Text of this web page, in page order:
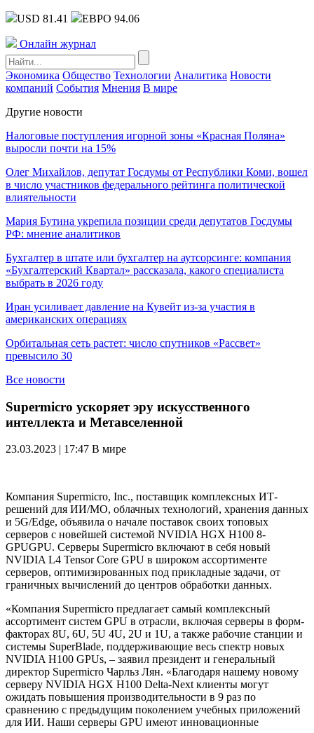
USD 81.41 ЕВРО 94.06
Онлайн журнал
Экономика Общество Технологии Аналитика Новости
компаний События Мнения В мире
Другие новости
Налоговые поступления игорной зоны «Красная Поляна»
выросли почти на 15%
Олег Михайлов, депутат Госдумы от Республики Коми, вошел
в число участников федерального рейтинга политической
влиятельности
Мария Бутина укрепила позиции среди депутатов Госдумы
РФ: мнение аналитиков
Бухгалтер в штате или бухгалтер на аутсорсинге: компания
«Бухгалтерский Квартал» рассказала, какого специалиста
выбрать в 2026 году
Иран усиливает давление на Кувейт из-за участия в
американских операциях
Орбитальная сеть растет: число спутников «Рассвет»
превысило 30
Все новости
Supermicro ускоряет эру искусственного
интеллекта и Метавселенной
23.03.2023 | 17:47 В мире
Компания Supermicro, Inc., поставщик комплексных ИТ-
решений для ИИ/МО, облачных технологий, хранения данных
и 5G/Edge, объявила о начале поставок своих топовых
серверов с новейшей системой NVIDIA HGX H100 8-
GPUGPU. Серверы Supermicro включают в себя новый
NVIDIA L4 Tensor Core GPU в широком ассортименте
серверов, оптимизированных под прикладные задачи, от
граничных вычислений до центров обработки данных.
«Компания Supermicro предлагает самый комплексный
ассортимент систем GPU в отрасли, включая серверы в форм-
факторах 8U, 6U, 5U 4U, 2U и 1U, а также рабочие станции и
системы SuperBlade, поддерживающие весь спектр новых
NVIDIA H100 GPUs, – заявил президент и генеральный
директор Supermicro Чарльз Лян. «Благодаря нашему новому
серверу NVIDIA HGX H100 Delta-Next клиенты могут
ожидать повышения производительности в 9 раз по
сравнению с предыдущим поколением учебных приложений
для ИИ. Наши серверы GPU имеют инновационные